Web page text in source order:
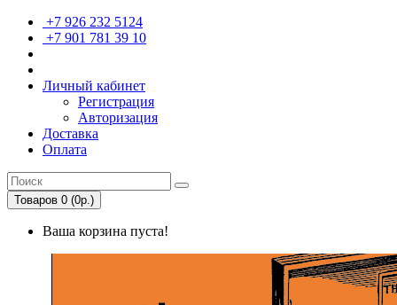
+7 926 232 5124
+7 901 781 39 10
Личный кабинет
Регистрация
Авторизация
Доставка
Оплата
Товаров 0 (0р.)
Ваша корзина пуста!